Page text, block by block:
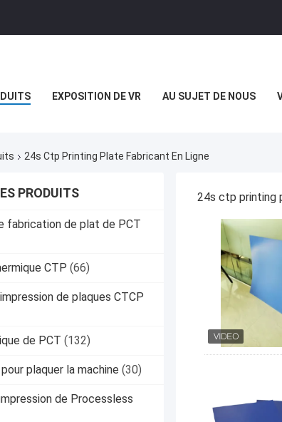
EXPOSITION DE VR AU SUJET DE NOUS
24s Ctp Printing Plate Fabricant En Ligne
PRODUITS
fabrication de plat de PCT
CTP (66)
de plaques CTCP
de PCT (132)
plaquer la machine (30)
de Processless
24s ctp printing